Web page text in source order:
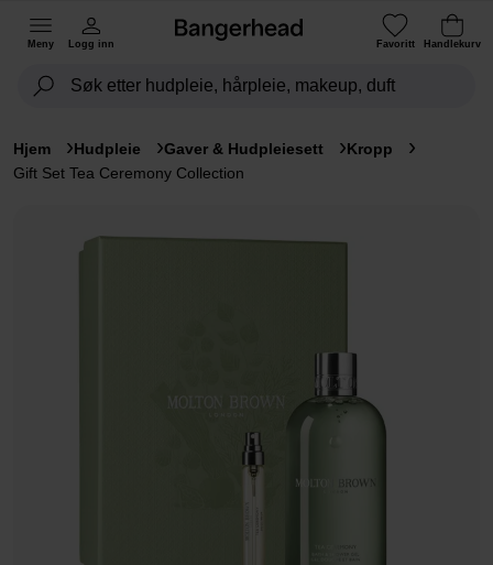
Meny Logg inn Favoritt Handlekurv
Hjem Hudpleie Gaver & Hudpleiesett
Kropp
Gift Set Tea Ceremony Collection